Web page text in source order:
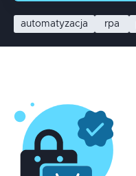
automatyzacja rpa